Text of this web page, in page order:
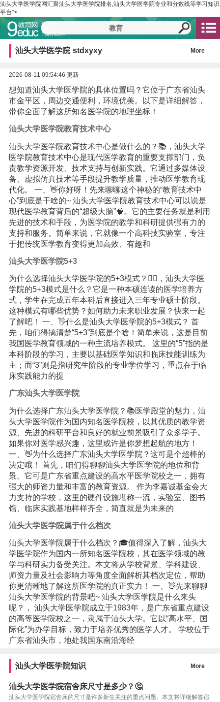
汕头大学医学院网汇聚汕头大学医学院排名,汕头大学医学院专业和分数线等学习知识
平台">
汕头大学医学院 stdxyxy More
2026-08-11 09:54:46 更新
想知道汕头大学医学院的具体位置吗？它位于广东省汕头
市金平区，周边交通便利，环境优美。以下是详细解答，
带你全面了解这所知名医学院的地理坐标！
汕头大学医学院教育技术中心
汕头大学医学院教育技术中心是做什么的？📚，汕头大学
医学院教育技术中心是现代医学教育的重要支撑部门，负
责教学资源开发、技术支持与创新实践。它通过多媒体设
备、虚拟仿真技术等手段提升教学质量，推动医学教育现
代化。 一、👋你好呀！先来聊聊这个神秘的“教育技术中
心”到底是干啥的~ 汕头大学医学院教育技术中心可以说是
现代医学教育背后的“超级大脑”🧠。它的主要任务就是利用
先进的技术和手段，为医学院的教学和科研提供强有力的
支持和服务。简单来说，它就像一个高科技实验室，专注
于把传统医学教育变得更加高效、有趣和
汕头大学医学院5+3
为什么选择汕头大学医学院的5+3模式？👨‍⚕️，汕头大学医
学院的5+3模式是什么？它是一种本硕连读的医学培养方
式，学生在完成五年本科后直接进入三年专业硕士阶段。
这种模式有哪些优势？如何助力未来职业发展？快来一起
了解吧！ 一、👋什么是汕头大学医学院的5+3模式？ 首
先，咱们得搞清楚“5+3”到底是个啥！简单来说，这是目前
我国医学教育领域的一种主流培养模式。 这里的“5”指的是
本科阶段的学习，主要以基础医学知识和临床技能训练为
主；而“3”则是指研究生阶段的专业学位学习，重点在于临
床实践能力的提
广东汕头大学医学院
为什么选择广东汕头大学医学院？📚医学殿堂的魅力，汕
头大学医学院作为国内知名医学院校，以其优质的教学资
源、先进的科研平台和良好的就业前景吸引了众多学子。
如果你对医学感兴趣，这里或许是你梦想起航的地方！
一、👋为什么选择广东汕头大学医学院？这可是个超棒的
决定哦！ 首先，咱们得聊聊汕头大学医学院的地位和背
景。它可是广东省重点建设的高水平医学院校之一，拥有
强大的师资力量和丰富的教育资源。 作为李嘉诚基金会大
力支持的学校，这里的硬件设施堪称一流，实验室、图书
馆、临床实践基地样样齐全，简直就是为未来的
汕头大学医学院属于什么档次
汕头大学医学院属于什么档次？🎓值得深入了解，汕头大
学医学院作为国内一所知名医学院校，其在医学领域的教
学与科研实力备受关注。本文将从学校背景、学科建设、
师资力量及社会影响力等角度全面解析其档次定位，帮助
你更清晰地了解这所医学院的真正实力！ 一、👋先来聊聊
汕头大学医学院的背景吧~ 汕头大学医学院是什么来头
呢？， 汕头大学医学院成立于1983年，是广东省重点建设
的高等医学院校之一，隶属于汕头大学。它以“高水平、国
际化”为办学目标，致力于培养优秀的医学人才。 学校位于
广东省汕头市，地处我国东南沿海经
汕头大学医学院知识 More
汕头大学医学院宿舍床尺寸是多少？🤔
汕头大学医学院宿舍床的尺寸是许多新生关注的重点问题。本文将详细解答宿